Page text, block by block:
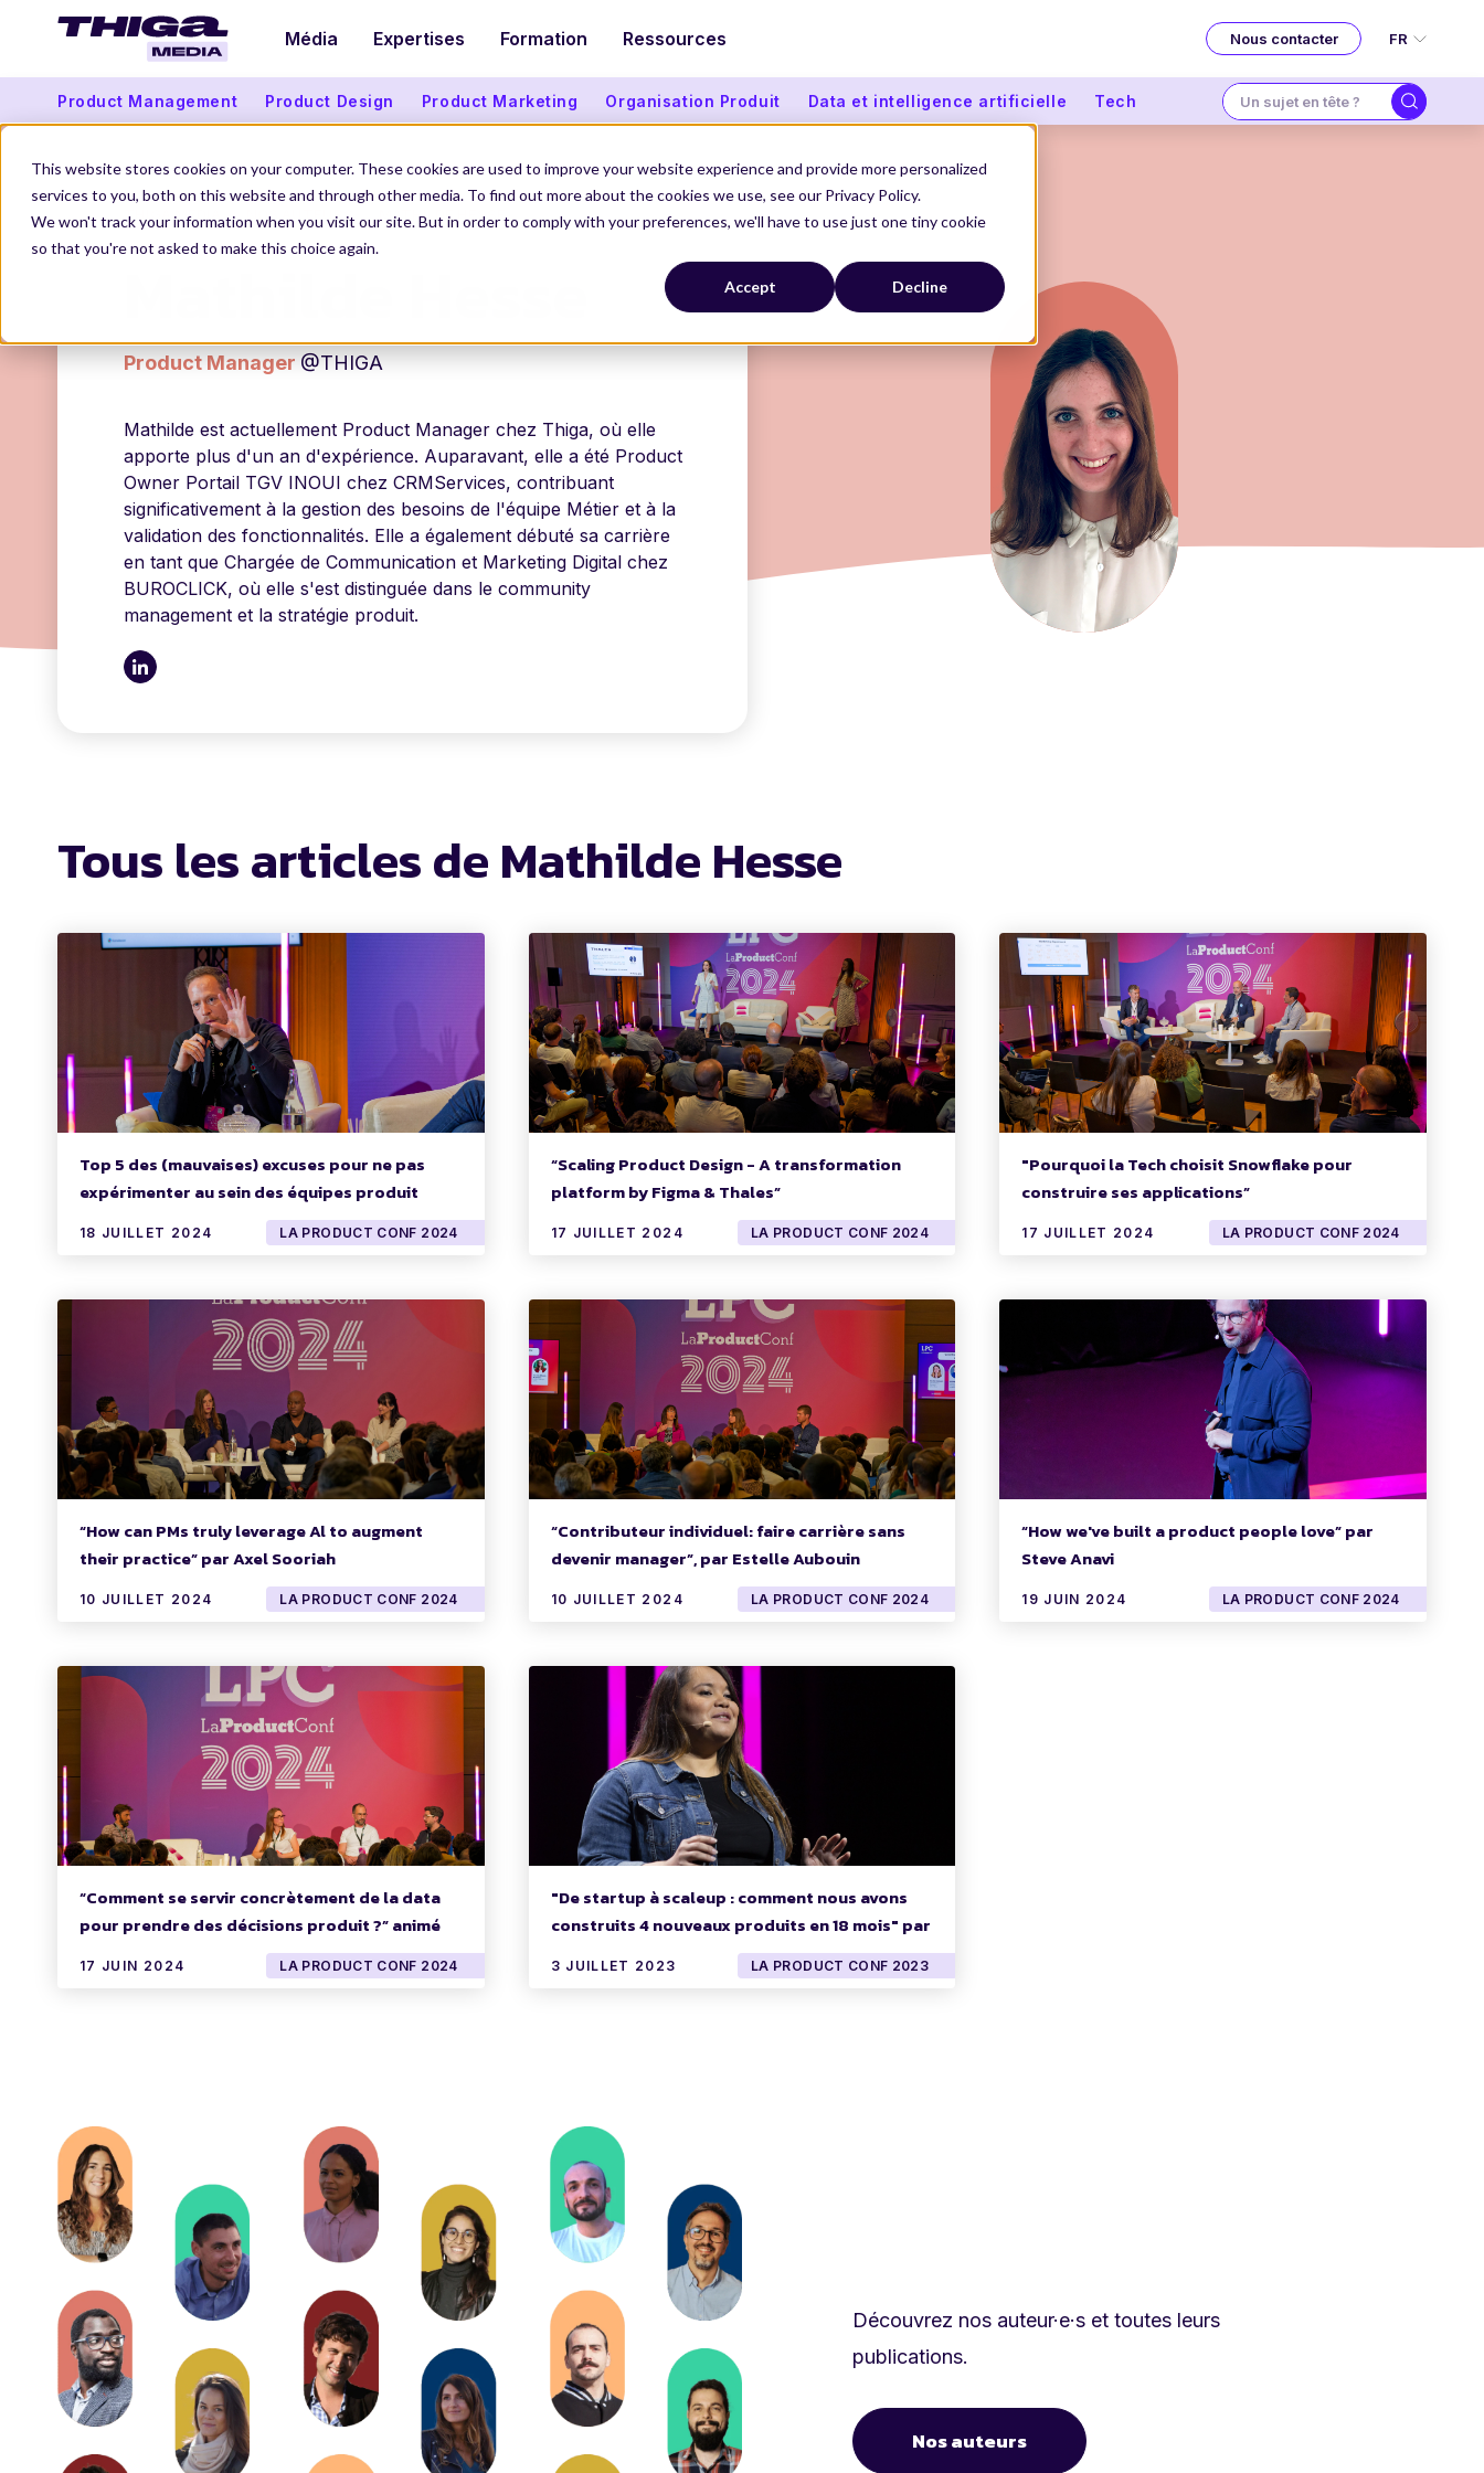
This website stores cookies on your computer. These cookies are used to improve your website experience and provide more personalized
services to you, both on this website and through other media. To find out more about the cookies we use, see our Privacy Policy.
We won't track your information when you visit our site. But in order to comply with your preferences, we'll have to use just one tiny cookie
so that you're not asked to make this choice again.
Accept Decline
Média Expertises Formation Ressources Nous contacter FR
Product Management Product Design Product Marketing Organisation Produit Data et intelligence artificielle Tech
THIGA MEDIA NOS AUTEURS MATHILDE HESSE
Product Manager @THIGA
Mathilde est actuellement Product Manager chez Thiga, où elle
apporte plus d'un an d'expérience. Auparavant, elle a été Product
Owner Portail TGV INOUI chez CRMServices, contribuant
significativement à la gestion des besoins de l'équipe Métier et à la
validation des fonctionnalités. Elle a également débuté sa carrière
en tant que Chargée de Communication et Marketing Digital chez
BUROCLICK, où elle s'est distinguée dans le community
management et la stratégie produit.
Tous les articles de Mathilde Hesse
Top 5 des (mauvaises) excuses pour ne pas
expérimenter au sein des équipes produit
18 JUILLET 2024 LA PRODUCT CONF 2024
“Scaling Product Design - A transformation
platform by Figma & Thales”
17 JUILLET 2024 LA PRODUCT CONF 2024
"Pourquoi la Tech choisit Snowflake pour
construire ses applications”
17 JUILLET 2024 LA PRODUCT CONF 2024
“How can PMs truly leverage Al to augment
their practice” par Axel Sooriah
10 JUILLET 2024 LA PRODUCT CONF 2024
“Contributeur individuel: faire carrière sans
devenir manager”, par Estelle Aubouin
10 JUILLET 2024 LA PRODUCT CONF 2024
“How we've built a product people love” par
Steve Anavi
19 JUIN 2024 LA PRODUCT CONF 2024
“Comment se servir concrètement de la data
pour prendre des décisions produit ?” animé
17 JUIN 2024 LA PRODUCT CONF 2024
"De startup à scaleup : comment nous avons
construits 4 nouveaux produits en 18 mois" par
3 JUILLET 2023 LA PRODUCT CONF 2023
Découvrez nos auteur·e·s et toutes leurs
publications.
Nos auteurs